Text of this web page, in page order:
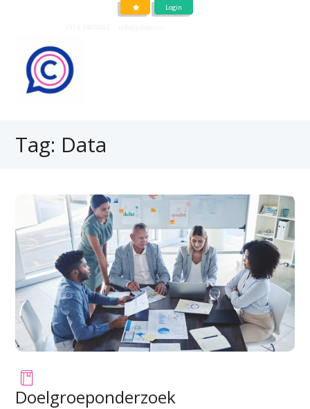
Login
Tag: Data
Doelgroeponderzoek